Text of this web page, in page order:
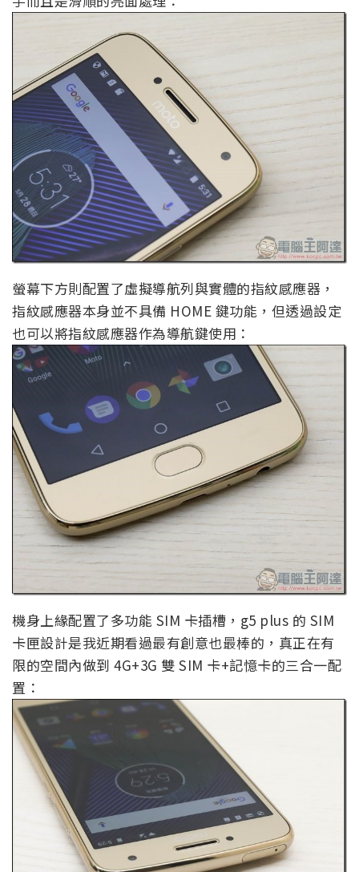
螢幕下方則配置了虛擬導航列與實體的指紋感應器，
指紋感應器本身並不具備 HOME 鍵功能，但透過設定
也可以將指紋感應器作為導航鍵使用：
機身上緣配置了多功能 SIM 卡插槽，g5 plus 的 SIM
卡匣設計是我近期看過最有創意也最棒的，真正在有
限的空間內做到 4G+3G 雙 SIM 卡+記憶卡的三合一配
置：